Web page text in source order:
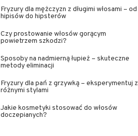
Fryzury dla mężczyzn z długimi włosami – od
hipisów do hipsterów
Czy prostowanie włosów gorącym
powietrzem szkodzi?
Sposoby na nadmierną łupież – skuteczne
metody eliminacji
Fryzury dla pań z grzywką – eksperymentuj z
różnymi stylami
Jakie kosmetyki stosować do włosów
doczepianych?